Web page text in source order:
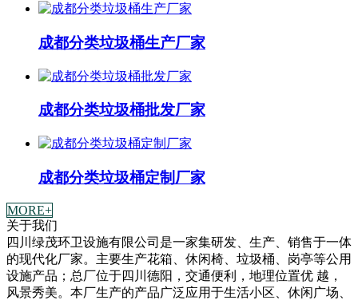
成都分类垃圾桶生产厂家
成都分类垃圾桶批发厂家
成都分类垃圾桶定制厂家
MORE+
关于我们
四川绿茂环卫设施有限公司是一家集研发、生产、销售于一体
的现代化厂家。主要生产花箱、休闲椅、垃圾桶、岗亭等公用
设施产品；总厂位于四川德阳，交通便利，地理位置优 越，
风景秀美。本厂生产的产品广泛应用于生活小区、休闲广场、